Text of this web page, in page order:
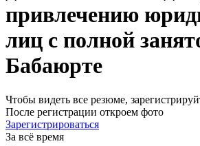
привлечению
лиц с полной
Бабаюрте
Чтобы видеть все резюме,
После регистрации откроем фото
Зарегистрироваться
За всё время